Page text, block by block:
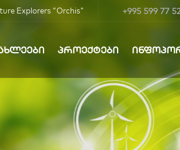
Explorers "Orchis" +995 599 77
ᲞᲠᲝᲔᲥᲢᲔᲑᲘ